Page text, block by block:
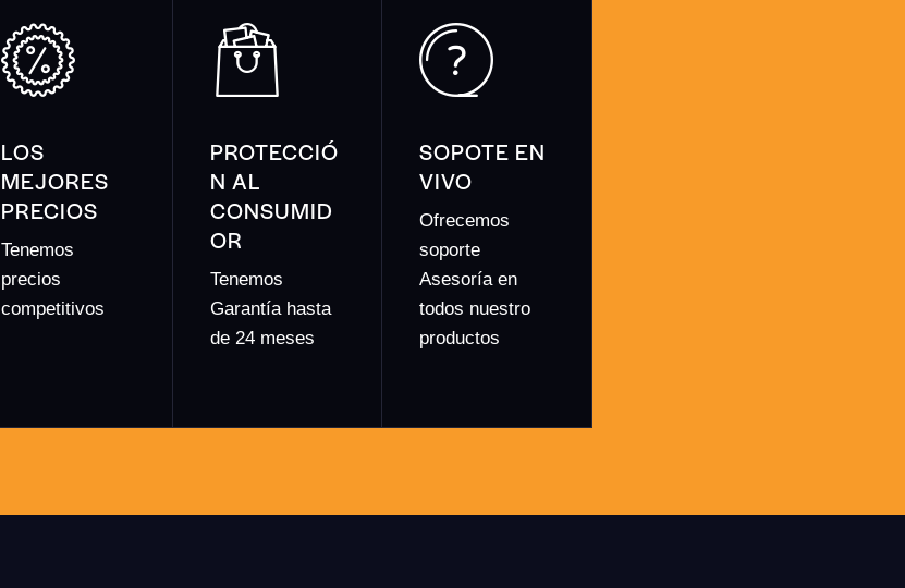
LOS
MEJORES
PRECIOS
Tenemos
precios
competitivos
PROTECCIÓ
N AL
CONSUMID
OR
Tenemos
Garantía hasta
de 24 meses
SOPOTE EN
VIVO
Ofrecemos
soporte
Asesoría en
todos nuestro
productos